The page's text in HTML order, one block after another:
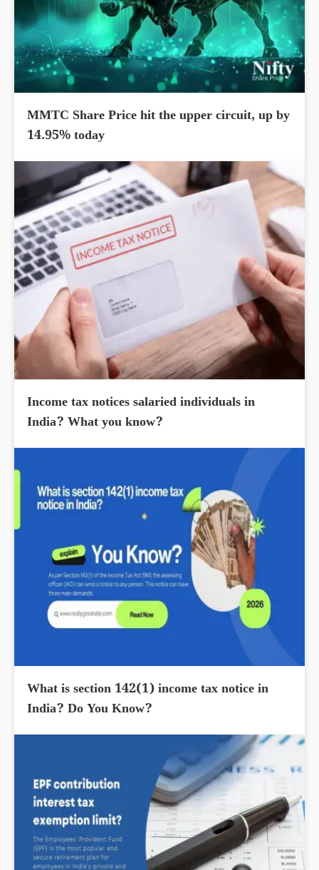
MMTC Share Price hit the upper circuit, up by
14.95% today
Income tax notices salaried individuals in
India? What you know?
What is section 142(1) income tax notice in
India? Do You Know?